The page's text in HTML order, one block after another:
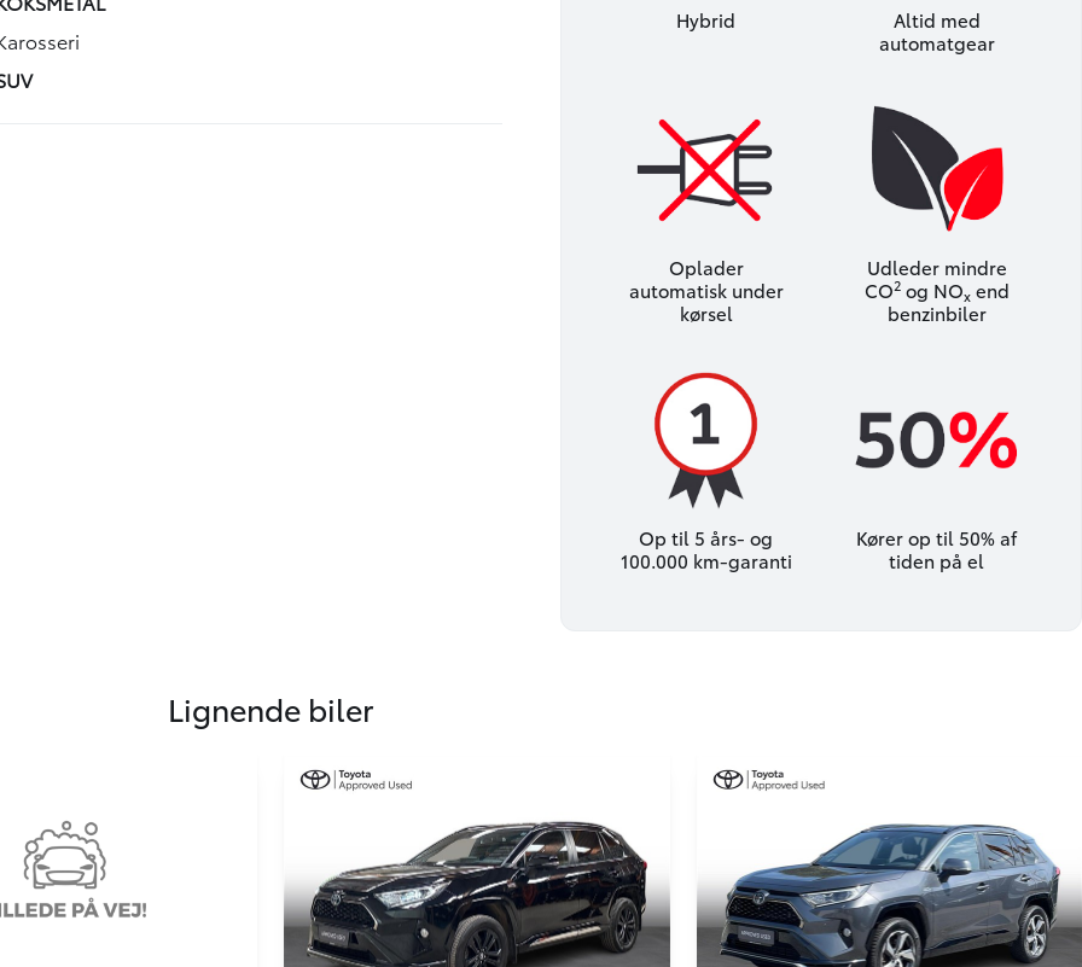
Hybrid
Altid med
automatgear
Oplader
automatisk under
kørsel
Udleder mindre
CO2og NOxend
benzinbiler
Op til 5 års- og
100.000 km-garanti
Kører op til 50% af
tiden på el
Lignende biler